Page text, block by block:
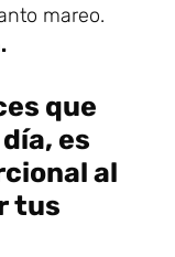
mareo.
que
es
al
tus